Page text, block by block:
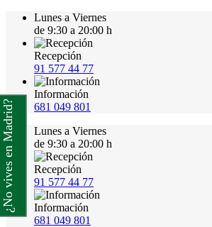
Lunes a Viernes
de 9:30 a 20:00 h
Recepción
91 577 44 77
Información
681 049 801
Lunes a Viernes
de 9:30 a 20:00 h
Recepción
91 577 44 77
Información
681 049 801
¿No vives en Madrid?